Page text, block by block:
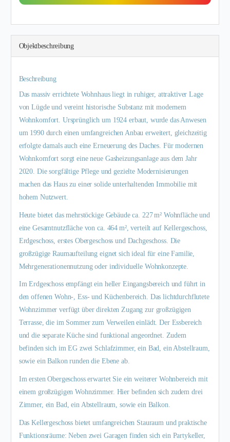
Objekt­beschreibung
Beschreibung
Das massiv errichtete Wohnhaus liegt in ruhiger, attraktiver Lage
von Lügde und vereint historische Substanz mit modernem
Wohnkomfort. Ursprünglich um 1924 erbaut, wurde das Anwesen
um 1990 durch einen umfangreichen Anbau erweitert, gleichzeitig
erfolgte damals auch eine Erneuerung des Daches. Für modernen
Wohnkomfort sorgt eine neue Gasheizungsanlage aus dem Jahr
2020. Die sorgfältige Pflege und gezielte Modernisierungen
machen das Haus zu einer solide unterhaltenden Immobilie mit
hohem Nutzwert.
Heute bietet das mehrstöckige Gebäude ca. 227 m² Wohnfläche und
eine Gesamtnutzfläche von ca. 464 m², verteilt auf Kellergeschoss,
Erdgeschoss, erstes Obergeschoss und Dachgeschoss. Die
großzügige Raumaufteilung eignet sich ideal für eine Familie,
Mehrgenerationennutzung oder individuelle Wohnkonzepte.
Im Erdgeschoss empfängt ein heller Eingangsbereich und führt in
den offenen Wohn-, Ess- und Küchenbereich. Das lichtdurchflutete
Wohnzimmer verfügt über direkten Zugang zur großzügigen
Terrasse, die im Sommer zum Verweilen einlädt. Der Essbereich
und die separate Küche sind funktional angeordnet. Zudem
befinden sich im EG zwei Schlafzimmer, ein Bad, ein Abstellraum,
sowie ein Balkon runden die Ebene ab.
Im ersten Obergeschoss erwartet Sie ein weiterer Wohnbereich mit
einem großzügigen Wohnzimmer. Hier befinden sich zudem drei
Zimmer, ein Bad, ein Abstellraum, sowie ein Balkon.
Das Kellergeschoss bietet umfangreichen Stauraum und praktische
Funktionsräume: Neben zwei Garagen finden sich ein Partykeller,